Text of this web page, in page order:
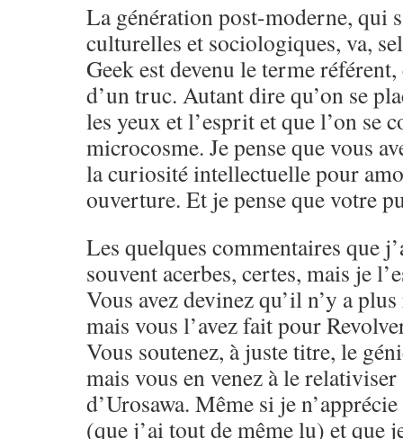
La génération post-moderne, qui
culturelles et sociologiques, va,
Geek est devenu le terme
d’un truc. Autant dire qu’on se
les yeux et l’esprit et que l’on se
microcosme. Je pense que vous
la curiosité intellectuelle pour
ouverture. Et je pense que votre
Les quelques commentaires que
souvent acerbes, certes, mais je
Vous avez devinez qu’il n’y a
mais vous l’avez fait pour
Vous soutenez, à juste titre, le
mais vous en venez à le
d’Urosawa. Même si je
(que j’ai tout de même lu) et que